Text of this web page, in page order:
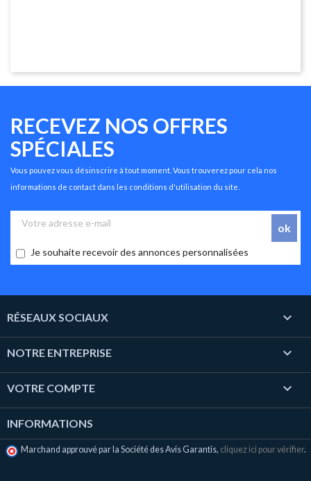
RECEVEZ NOS OFFRES
SPÉCIALES
Vous pouvez vous désinscrire à tout moment. Vous trouverez pour cela nos
informations de contact dans les conditions d'utilisation du site.
Je souhaite recevoir des annonces personnalisées
RÉSEAUX SOCIAUX 
NOTRE ENTREPRISE 
VOTRE COMPTE 
INFORMATIONS
Marchand approuvé par la Société des Avis Garantis, cliquez ici pour vérifier.